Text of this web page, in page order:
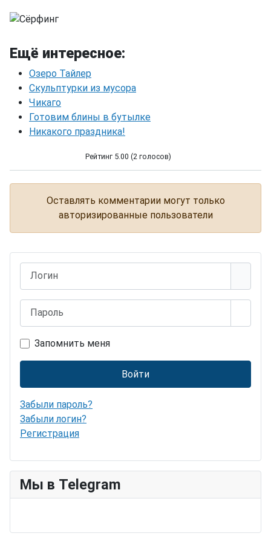
Ещё интересное:
Озеро Тайлер
Скульптурки из мусора
Чикаго
Готовим блины в бутылке
Никакого праздника!
Рейтинг 5.00 (2 голосов)
Оставлять комментарии могут только
авторизированные пользователи
Пароль
Запомнить меня
Войти
Забыли пароль?
Забыли логин?
Регистрация
Мы в Telegram